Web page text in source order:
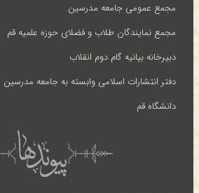
مجمع عمومی جامعه مدرسین
مجمع نمایندگان طلاب و فضلای حوزه علمیه قم
دبیرخانه بیانیه گام دوم انقلاب
دفتر انتشارات اسلامی وابسته به جامعه مدرسین
دانشگاه قم